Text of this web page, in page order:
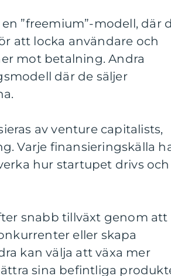
”freemium”-modell, där
att locka användare och
mot betalning. Andra
där de säljer
av venture capitalists,
Varje finansieringskälla
hur startupet drivs och
snabb tillväxt genom att
eller skapa
kan välja att växa mer
sina befintliga